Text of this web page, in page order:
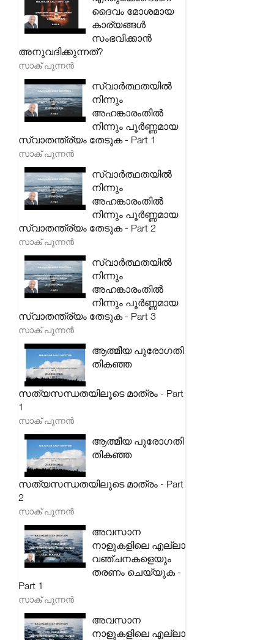
ദൈവം മോശമായ
കാര്യങ്ങൾ
സംഭവിക്കാൻ
അനുവദിക്കുന്നത്?
സാക് പുന്നൻ
സ്വാർത്ഥതയിൽ
നിന്നും
അഹങ്കാരംതിൽ
നിന്നും പൂർണ്ണമായ
സ്വാതന്ത്ര്യം തേടുക - Part 1
സാക് പുന്നൻ
സ്വാർത്ഥതയിൽ
നിന്നും
അഹങ്കാരംതിൽ
നിന്നും പൂർണ്ണമായ
സ്വാതന്ത്ര്യം തേടുക - Part 2
സാക് പുന്നൻ
സ്വാർത്ഥതയിൽ
നിന്നും
അഹങ്കാരംതിൽ
നിന്നും പൂർണ്ണമായ
സ്വാതന്ത്ര്യം തേടുക - Part 3
സാക് പുന്നൻ
ആത്മീയ പുരോഗതി
തികഞ്ഞ
സത്യസന്ധതയിലൂടെ മാത്രം - Part
1
സാക് പുന്നൻ
ആത്മീയ പുരോഗതി
തികഞ്ഞ
സത്യസന്ധതയിലൂടെ മാത്രം - Part
2
സാക് പുന്നൻ
അവസാന
നാളുകളിലെ എല്ലാ
വഞ്ചനകളെയും
തരണം ചെയ്യുക -
Part 1
സാക് പുന്നൻ
അവസാന
നാളുകളിലെ എല്ലാ